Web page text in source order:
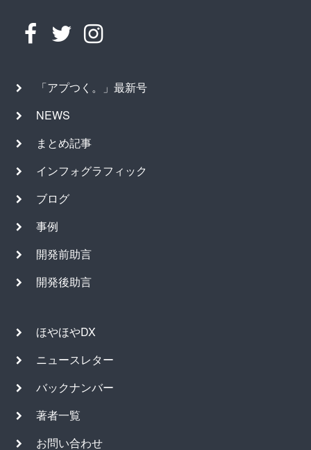
「アプつく。」最新号
NEWS
まとめ記事
インフォグラフィック
ブログ
事例
開発前助言
開発後助言
ほやほやDX
ニュースレター
バックナンバー
著者一覧
お問い合わせ